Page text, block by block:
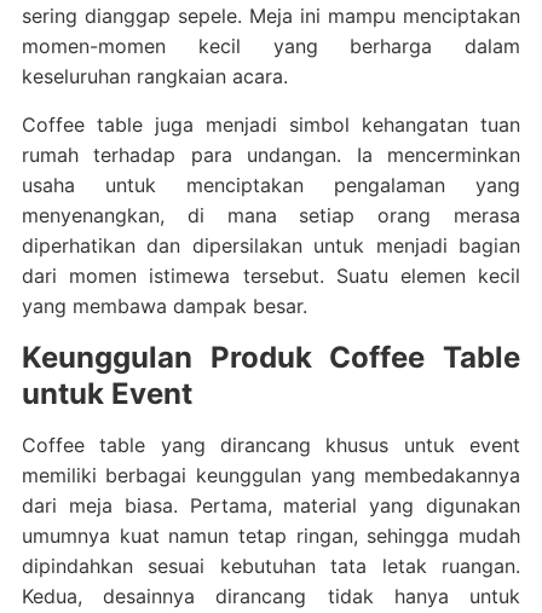
sering dianggap sepele. Meja ini mampu menciptakan
momen-momen kecil yang berharga dalam
keseluruhan rangkaian acara.
Coffee table juga menjadi simbol kehangatan tuan
rumah terhadap para undangan. Ia mencerminkan
usaha untuk menciptakan pengalaman yang
menyenangkan, di mana setiap orang merasa
diperhatikan dan dipersilakan untuk menjadi bagian
dari momen istimewa tersebut. Suatu elemen kecil
yang membawa dampak besar.
Keunggulan Produk Coffee Table
untuk Event
Coffee table yang dirancang khusus untuk event
memiliki berbagai keunggulan yang membedakannya
dari meja biasa. Pertama, material yang digunakan
umumnya kuat namun tetap ringan, sehingga mudah
dipindahkan sesuai kebutuhan tata letak ruangan.
Kedua, desainnya dirancang tidak hanya untuk